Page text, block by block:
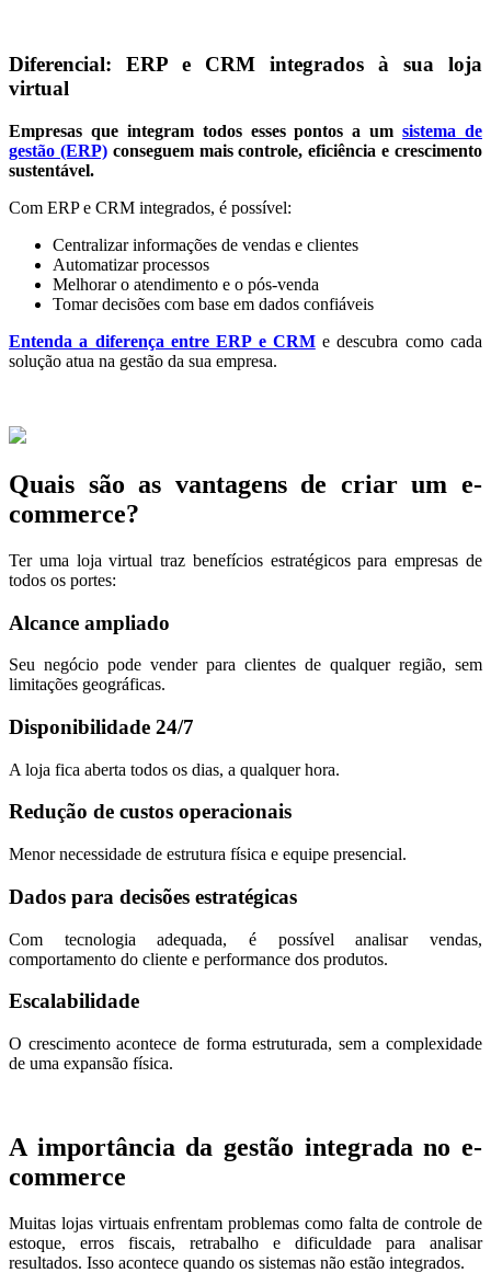
Diferencial: ERP e CRM integrados à sua loja
virtual
Empresas que integram todos esses pontos a umsistema de
gestão (ERP)conseguem mais controle, eficiência e crescimento
sustentável.
Com ERP e CRM integrados, é possível:
Centralizar informações de vendas e clientes
Automatizar processos
Melhorar o atendimento e o pós-venda
Tomar decisões com base em dados confiáveis
Entenda a diferença entre ERP e CRMe descubra como cada
solução atua na gestão da sua empresa.
Quais são as vantagens de criar um e-
commerce?
Ter uma loja virtual traz benefícios estratégicos para empresas de
todos os portes:
Alcance ampliado
Seu negócio pode vender para clientes de qualquer região, sem
limitações geográficas.
Disponibilidade 24/7
A loja fica aberta todos os dias, a qualquer hora.
Redução de custos operacionais
Menor necessidade de estrutura física e equipe presencial.
Dados para decisões estratégicas
Com tecnologia adequada, é possível analisar vendas,
comportamento do cliente e performance dos produtos.
Escalabilidade
O crescimento acontece de forma estruturada, sem a complexidade
de uma expansão física.
A importância da gestão integrada no e-
commerce
Muitas lojas virtuais enfrentam problemas como falta de controle de
estoque, erros fiscais, retrabalho e dificuldade para analisar
resultados. Isso acontece quando os sistemas não estão integrados.